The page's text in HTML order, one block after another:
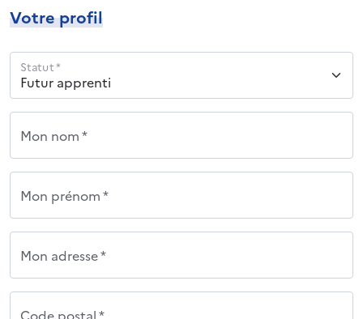
Votre profil
Statut *
Mon nom *
Mon prénom *
Mon adresse *
Code postal *